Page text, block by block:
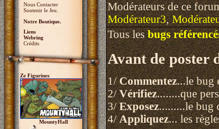
Nous Contacter
Soutenir le Jeu.
Notre Boutique.
Liens
Webring
Crédits
Ze Figurines
MountyHall
Modérateurs de ce
Modérateur3,
Tous lesbugs
Avant de poster
1/Commentez...le bug
2/Vérifiez........que
3/Exposez.........le bug
4/Appliquez... les